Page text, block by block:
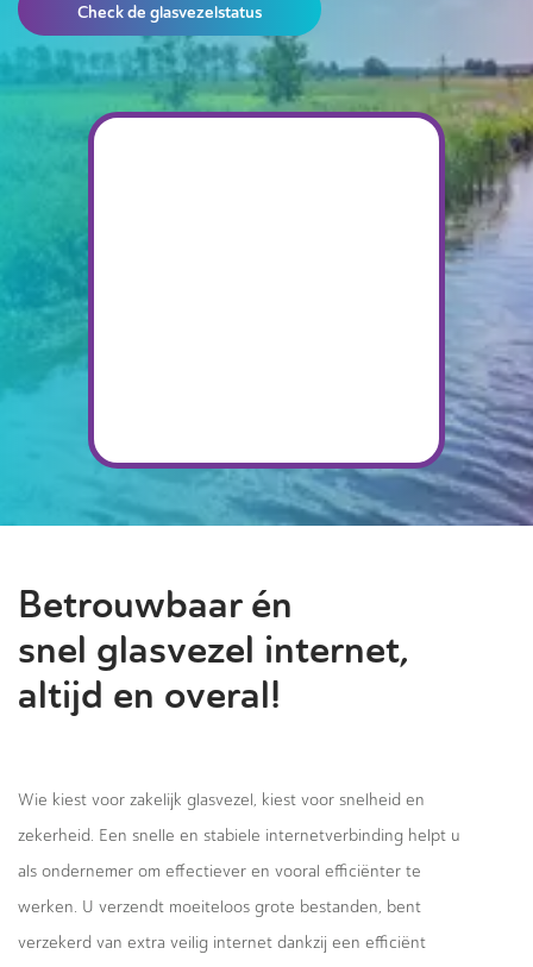
Check de glasvezelstatus
Betrouwbaar én
snel glasvezel internet,
altijd en overal!
Wie kiest voor zakelijk glasvezel, kiest voor snelheid en
zekerheid. Een snelle en stabiele internetverbinding helpt u
als ondernemer om effectiever en vooral efficiënter te
werken. U verzendt moeiteloos grote bestanden, bent
verzekerd van extra veilig internet dankzij een efficiënt